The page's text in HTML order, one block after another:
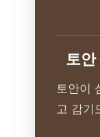
토안
토안이
고 감기